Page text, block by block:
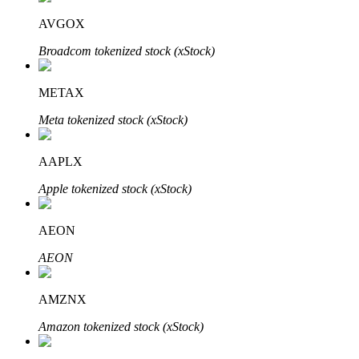
Блокировки BTR
Сервис заимствований, обеспеченных криптовалютой
AVGOX
Broadcom tokenized stock (xStock)
METAX
Meta tokenized stock (xStock)
AAPLX
Apple tokenized stock (xStock)
AEON
AEON
AMZNX
Amazon tokenized stock (xStock)